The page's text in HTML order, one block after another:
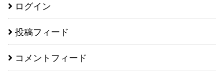
ログイン
投稿フィード
コメントフィード